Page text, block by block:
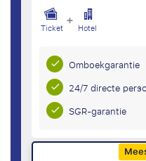
Ticket + Hotel
Omboekgarantie
24/7 directe
SGR-garantie